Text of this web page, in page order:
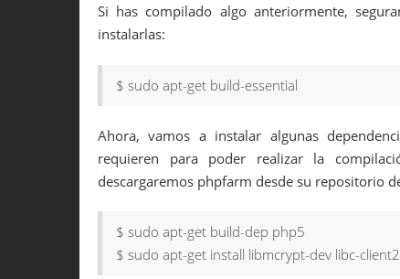
Si has compilado algo anteriormente,
instalarlas:
$ sudo apt-get build-essential
Ahora, vamos a instalar algunas
requieren para poder realizar la
descargaremos phpfarm desde su repositorio
$ sudo apt-get build-dep php5
$ sudo apt-get install libmcrypt-dev libc-